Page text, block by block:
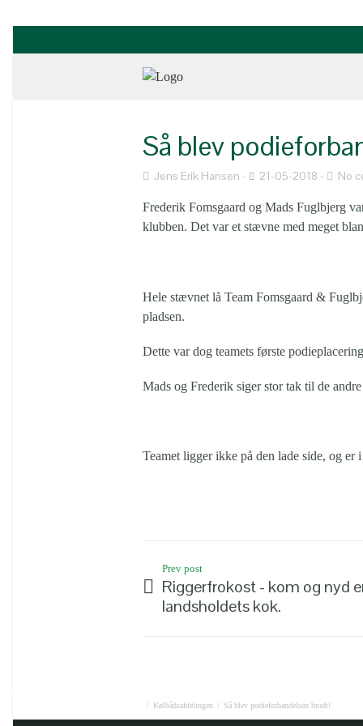
Så blev
Jens Erik Hansen 21-05-2018 No
Frederik Fomsgaard og Mads Fuglbjerg
klubben. Det var et stævne med meget
Hele stævnet lå Team Fomsgaard &
pladsen.
Dette var dog teamets første
Mads og Frederik siger stor tak til de
Teamet ligger ikke på den lade side, og
Prev post
Riggerfrokost - kom og nyd
landsholdets kok.
/ Kølbådsafdelingen / Så blev podieforbandelsen brudt!